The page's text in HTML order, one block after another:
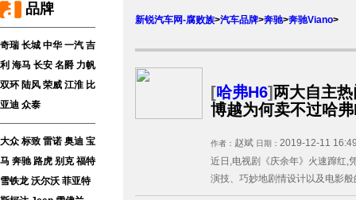
品牌
奇瑞 长城 中华 一汽 吉
利 海马 长安 名爵 力帆
双环 陆风 荣威 江淮 比
亚迪 众泰
大众 标致 雷诺 奥迪 宝
马 奔驰 路虎 别克 福特
雪铁龙 沃尔沃 菲亚特
新锐汽车网-腐败族>汽车品牌>奔驰>奔驰Viano>
[哈弗H6]两大自主
博越为何卖不过哈
作者： 赵斌 日期： 2019-12-11
近日,电视剧《庆余年》火速蹿红,
演技、巧妙地剧情设计以及电影